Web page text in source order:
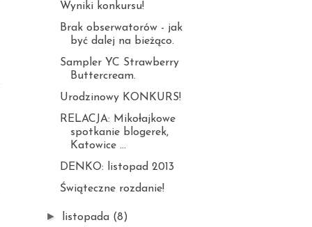
Wyniki konkursu!
Brak obserwatorów - jak
być dalej na bieżąco.
Sampler YC Strawberry
Buttercream.
Urodzinowy KONKURS!
RELACJA: Mikołajkowe
spotkanie blogerek,
Katowice ...
DENKO: listopad 2013
Świąteczne rozdanie!
► listopada (8)